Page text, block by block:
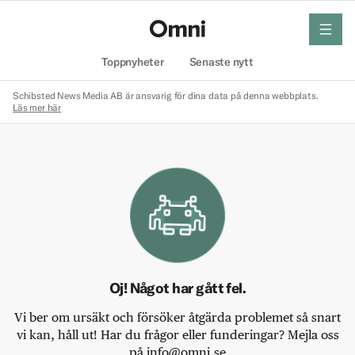
Toppnyheter Senaste nytt
meny
Schibsted News Media AB är ansvarig för dina data på denna webbplats.
Läs mer här
Oj! Något har gått fel.
Vi ber om ursäkt och försöker åtgärda problemet så snart
vi kan, håll ut! Har du frågor eller funderingar? Mejla oss